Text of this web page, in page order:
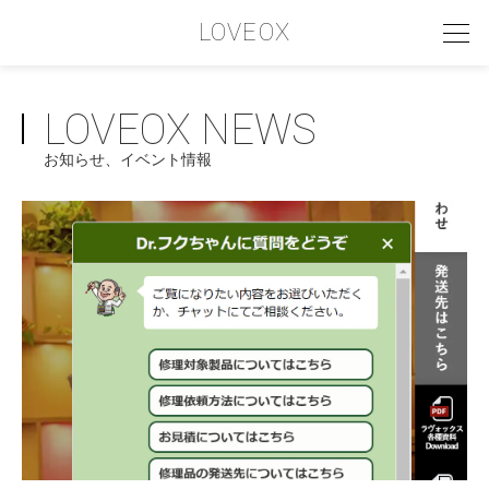
LOVEOX
PHILOSOPHY
フィロソフィー
COMPANY PROFILE
会社情報
SERVICE
サービス内容
INTERVIEW
お客様インタビュー
RECRUIT
LOVEOX NEWS
お知らせ、イベント情報